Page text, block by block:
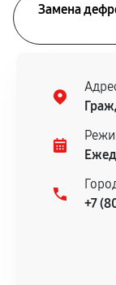
Замена
+7